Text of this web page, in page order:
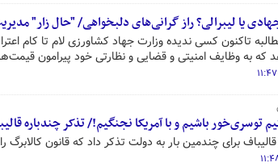
یا لیبرالی؟ راز گرانی‌های دلبخواهی/ "حال زار"
تاکنون کسی ندیده وزارت جهاد کشاورزی لام تا کام
که به وظایف امنیتی و قضایی و نظارتی خود پیرامون
توسری‌خور باشیم و با آمریکا نجنگیم!/ تذکر چندباره
برای چندمین بار به دولت تذکر داد که قانون کالابرگ